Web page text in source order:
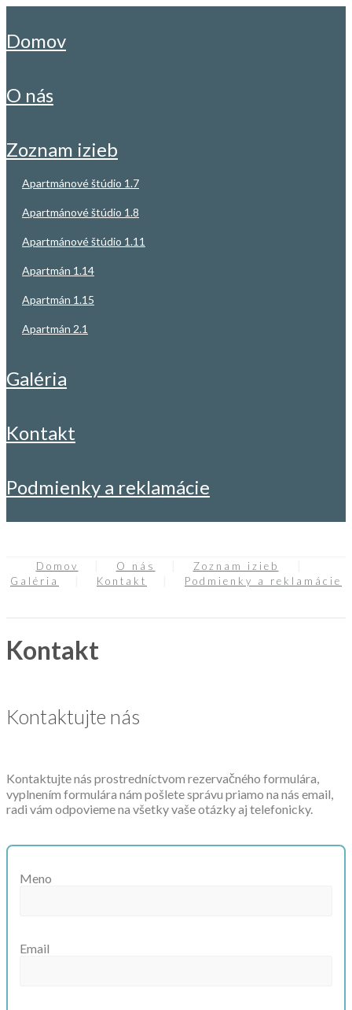
domov
o nás
zoznam izieb
apartmánové štúdio 1.7
apartmánové štúdio 1.8
apartmánové štúdio 1.11
apartmán 1.14
apartmán 1.15
apartmán 2.1
galéria
kontakt
podmienky a reklamácie
Domov O nás
Zoznam izieb
Galéria
Kontakt Podmienky a reklamácie
Kontakt
Kontaktujte nás
Kontaktujte nás prostredníctvom rezervačného formulára,
vyplnením formulára nám pošlete správu priamo na nás email,
radi vám odpovieme na všetky vaše otázky aj telefonicky.
Meno
Email